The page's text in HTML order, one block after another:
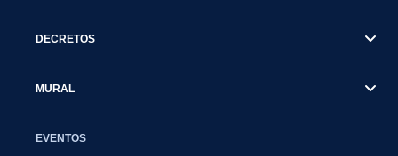
DECRETOS
MURAL
EVENTOS